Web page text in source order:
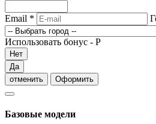
Email *
Использовать бонус - Р
Нет
Да
отменить
Оформить
Базовые модели